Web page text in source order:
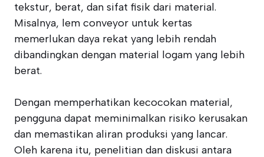
tekstur, berat, dan sifat fisik dari material.
Misalnya, lem conveyor untuk kertas
memerlukan daya rekat yang lebih rendah
dibandingkan dengan material logam yang lebih
berat.
Dengan memperhatikan kecocokan material,
pengguna dapat meminimalkan risiko kerusakan
dan memastikan aliran produksi yang lancar.
Oleh karena itu, penelitian dan diskusi antara